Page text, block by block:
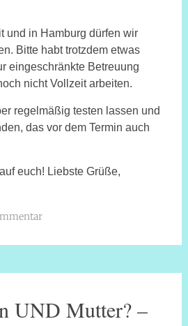
und in Hamburg dürfen wir
Bitte habt trotzdem etwas
eingeschränkte Betreuung
nicht Vollzeit arbeiten.
regelmäßig testen lassen und
das vor dem Termin auch
euch! Liebste Grüße,
UND Mutter? –